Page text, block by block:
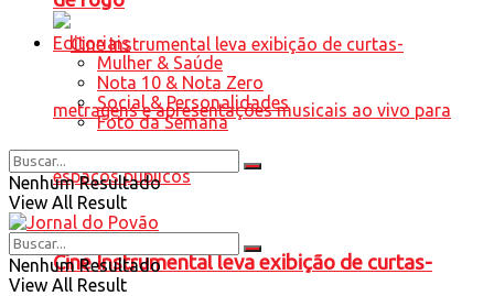
Cine Instrumental leva exibição de curtas-
Editoriais
Mulher & Saúde
Nota 10 & Nota Zero
Social & Personalidades
Foto da Semana
Nenhum Resultado
View All Result
Nenhum Resultado
View All Result